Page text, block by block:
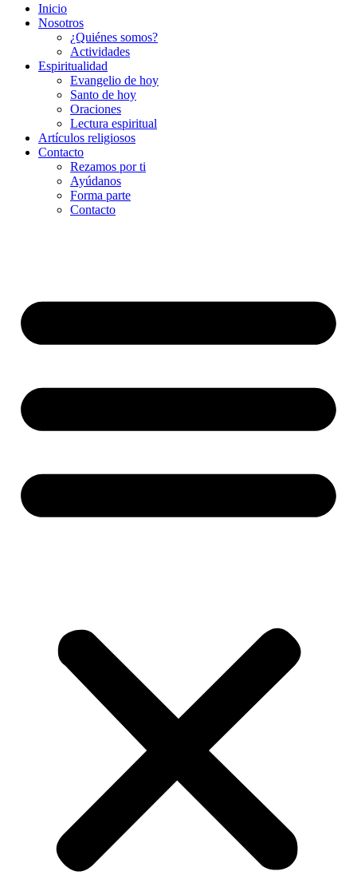
Inicio
Nosotros
¿Quiénes somos?
Actividades
Espiritualidad
Evangelio de hoy
Santo de hoy
Oraciones
Lectura espiritual
Artículos religiosos
Contacto
Rezamos por ti
Ayúdanos
Forma parte
Contacto